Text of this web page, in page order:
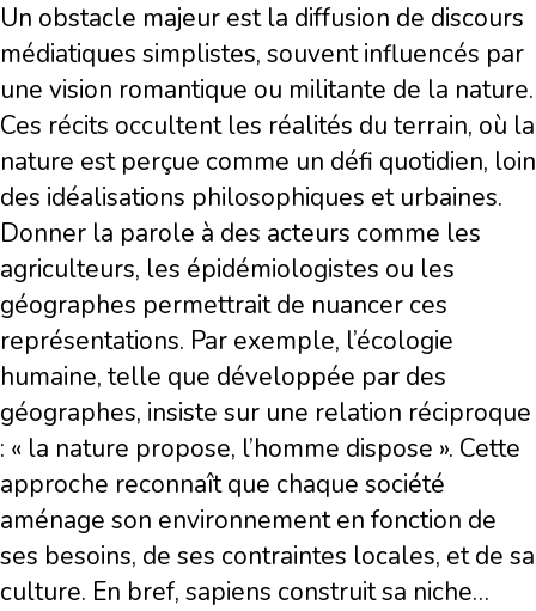
Un obstacle majeur est la diffusion de discours
médiatiques simplistes, souvent influencés par
une vision romantique ou militante de la nature.
Ces récits occultent les réalités du terrain, où la
nature est perçue comme un défi quotidien, loin
des idéalisations philosophiques et urbaines.
Donner la parole à des acteurs comme les
agriculteurs, les épidémiologistes ou les
géographes permettrait de nuancer ces
représentations. Par exemple, l’écologie
humaine, telle que développée par des
géographes, insiste sur une relation réciproque
: « la nature propose, l’homme dispose ». Cette
approche reconnaît que chaque société
aménage son environnement en fonction de
ses besoins, de ses contraintes locales, et de sa
culture. En bref, sapiens construit sa niche…